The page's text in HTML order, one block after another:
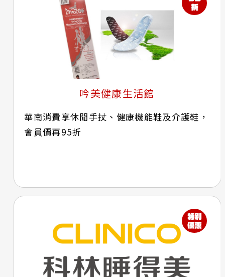
吟美健康生活館
華南消費享休閒手扙、健康機能鞋及介護鞋，
會員價再95折